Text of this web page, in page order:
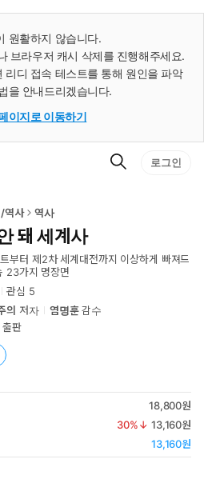
원활하지 않습니다.
브라우저 캐시 삭제를 진행해주세요.
리디 접속 테스트를 통해 원인을 파악
을 안내드리겠습니다.
이지로 이동하기
검
로그인
역사 역사
돼 세계사
부터 제2차 세계대전까지 이상하게 빠져드
23가지 명장면
관심 5
의 저자 염명훈감수
출판
18,800원
30%↓ 13,160원
13,160원